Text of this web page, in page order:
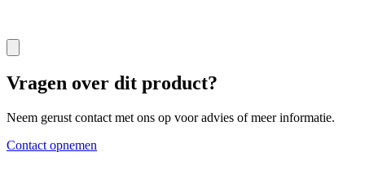
Vragen over dit product?
Neem gerust contact met ons op voor advies of meer informatie.
Contact opnemen